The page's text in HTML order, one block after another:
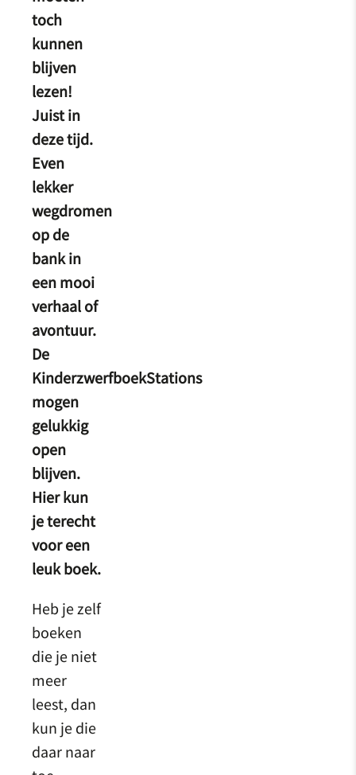
toch
kunnen
blijven
lezen!
Juist in
deze tijd.
Even
lekker
wegdromen
op de
bank in
een mooi
verhaal of
avontuur.
De
KinderzwerfboekStations
mogen
gelukkig
open
blijven.
Hier kun
je terecht
voor een
leuk boek.
Heb je zelf
boeken
die je niet
meer
leest, dan
kun je die
daar naar